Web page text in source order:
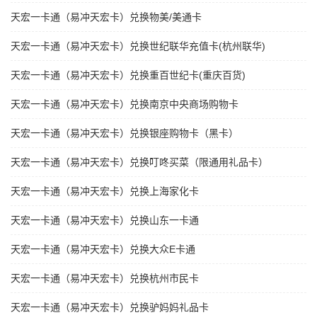
天宏一卡通（易冲天宏卡）兑换物美/美通卡
天宏一卡通（易冲天宏卡）兑换世纪联华充值卡(杭州联华)
天宏一卡通（易冲天宏卡）兑换重百世纪卡(重庆百货)
天宏一卡通（易冲天宏卡）兑换南京中央商场购物卡
天宏一卡通（易冲天宏卡）兑换银座购物卡（黑卡）
天宏一卡通（易冲天宏卡）兑换叮咚买菜（限通用礼品卡）
天宏一卡通（易冲天宏卡）兑换上海家化卡
天宏一卡通（易冲天宏卡）兑换山东一卡通
天宏一卡通（易冲天宏卡）兑换大众E卡通
天宏一卡通（易冲天宏卡）兑换杭州市民卡
天宏一卡通（易冲天宏卡）兑换驴妈妈礼品卡